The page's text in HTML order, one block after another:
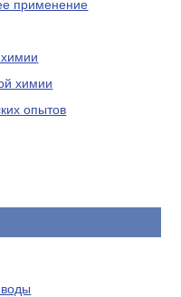
применение
химии
опытов